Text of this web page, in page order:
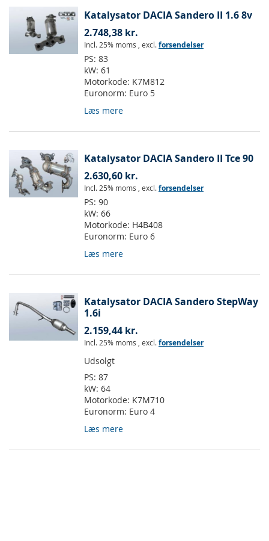
Katalysator DACIA Sandero II 1.6 8v
2.748,38 kr.
Incl. 25% moms , excl.forsendelser
PS: 83
kW: 61
Motorkode: K7M812
Euronorm: Euro 5
Læs mere
Katalysator DACIA Sandero II Tce 90
2.630,60 kr.
Incl. 25% moms , excl.forsendelser
PS: 90
kW: 66
Motorkode: H4B408
Euronorm: Euro 6
Læs mere
Katalysator DACIA Sandero StepWay
1.6i
2.159,44 kr.
Incl. 25% moms , excl.forsendelser
Udsolgt
PS: 87
kW: 64
Motorkode: K7M710
Euronorm: Euro 4
Læs mere